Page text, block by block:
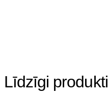
Līdzīgi produkti